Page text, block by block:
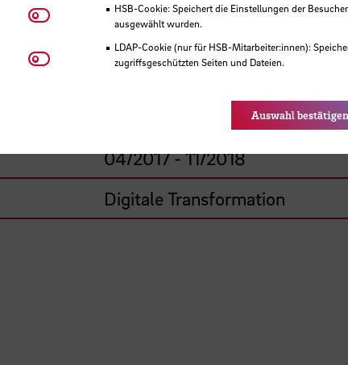
HSB-intern gefördertes Projekt
04/2017 - 11/2018
Digitale Transformation
HSB-Cookie: Speichert die Einstellungen der
ausgewählt wurden.
LDAP-Cookie (nur für HSB-Mitarbeiter:innen):
zugriffsgeschützten Seiten und Dateien.
Matomo
Youtube
Auswahl bestätigen